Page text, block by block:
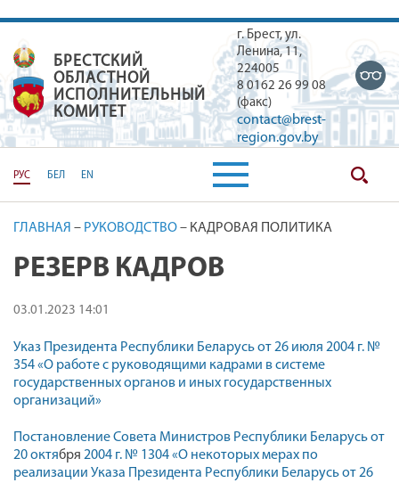
БРЕСТСКИЙ ОБЛАСТНОЙ
БРЕСТСКИЙ
ОБЛАСТНОЙ
ИСПОЛНИТЕЛЬНЫЙ
КОМИТЕТ
г. Брест, ул.
Ленина, 11,
224005
8 0162 26 99 08
(факс)
contact@brest-
region.gov.by
РУС БЕЛ EN
ГЛАВНАЯ – РУКОВОДСТВО– КАДРОВАЯ ПОЛИТИКА
РЕЗЕРВ КАДРОВ
03.01.2023 14:01
Указ Президента Республики Беларусь от 26 июля 2004 г. №
354«О работе с руководящими кадрами в системе
государственных органов и иных государственных
организаций»
Постановление Совета Министров Республики Беларусь от
20 октября 2004 г. № 1304 «О некоторых мерах по
реализации Указа Президента Республики Беларусь от 26